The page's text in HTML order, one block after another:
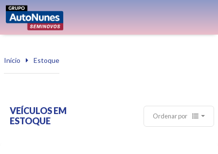
Início Estoque
VEÍCULOS EM
ESTOQUE
Ordenar por